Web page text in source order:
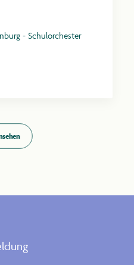
- Schulorchester